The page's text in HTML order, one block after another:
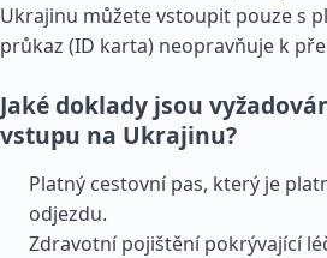
Ukrajinu můžete vstoupit pouze s
průkaz (ID karta) neopravňuje k
Jaké doklady jsou
vstupu na Ukrajinu?
Platný cestovní pas, který je
odjezdu.
Zdravotní pojištění pokrývající